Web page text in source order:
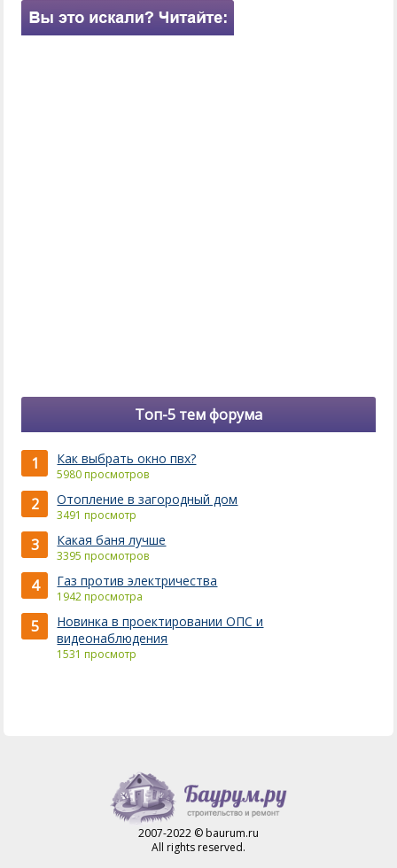
Топ-5 тем форума
1 Как выбрать окно пвх?
5980 просмотров
2 Отопление в загородный дом
3491 просмотр
3 Какая баня лучше
3395 просмотров
4 Газ против электричества
1942 просмотра
5
Новинка в проектировании ОПС и
видеонаблюдения
1531 просмотр
2007-2022 © baurum.ru
All rights reserved.